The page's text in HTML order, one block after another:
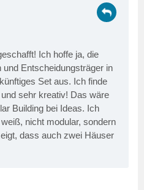
Ich hoffe ja, die
Entscheidungsträger in
Set aus. Ich finde
sehr kreativ! Das wäre
Building bei Ideas. Ich
nicht modular, sondern
dass auch zwei Häuser